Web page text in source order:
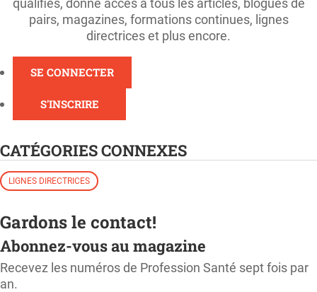
pairs, magazines, formations continues, lignes
directrices et plus encore.
SE CONNECTER
S'INSCRIRE
CATÉGORIES CONNEXES
LIGNES DIRECTRICES
Gardons le contact!
Abonnez-vous au magazine
Recevez les numéros de Profession Santé sept fois par
an.